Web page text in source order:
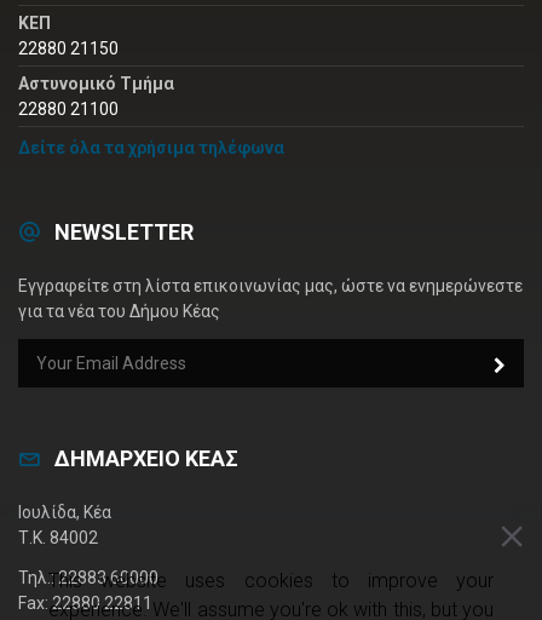
ΚΕΠ
22880 21150
Αστυνομικό Τμήμα
22880 21100
Δείτε όλα τα χρήσιμα τηλέφωνα
NEWSLETTER
Εγγραφείτε στη λίστα επικοινωνίας μας, ώστε να ενημερώνεστε
για τα νέα του Δήμου Κέας
ΔΗΜΑΡΧΕΙΟ ΚΕΑΣ
Ιουλίδα, Κέα
Τ.Κ. 84002
Τηλ.: 22883 60000
Fax: 22880 22811
This website uses cookies to improve your
experience. We'll assume you're ok with this, but you